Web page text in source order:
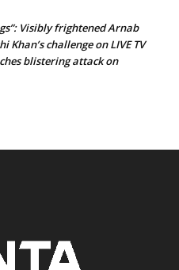
Visibly frightened Arnab
Khan’s challenge on LIVE TV
blistering attack on